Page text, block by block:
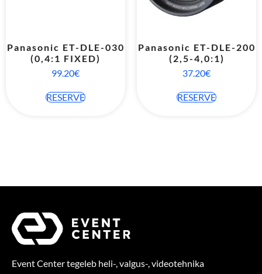
Panasonic ET-DLE-030
(0,4:1 FIXED)
99.20€
RESERVE
Panasonic ET-DLE-200
(2,5-4,0:1)
37.20€
RESERVE
Event Center tegeleb heli-, valgus-, videotehnika